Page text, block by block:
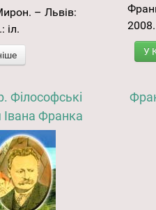
– Львів:
іл.
У
Філософські
Франка